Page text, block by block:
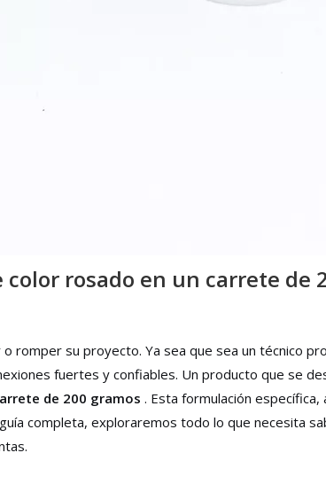
rosado en un carrete de
romper su proyecto. Ya sea que sea un técnico
fuertes y confiables. Un producto que se
de 200 gramos . Esta formulación específica,
completa, exploraremos todo lo que necesita